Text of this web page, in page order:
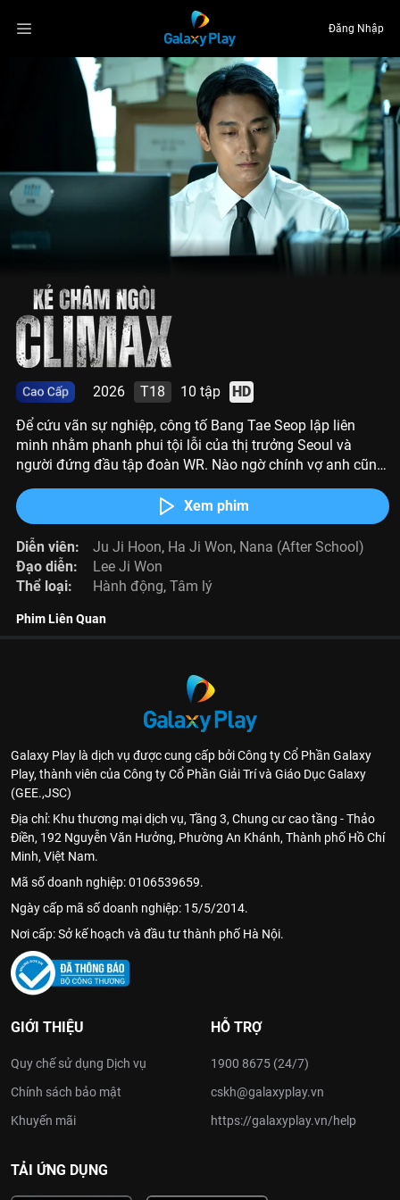
Đăng Nhập
2026 T18 10 tập
HD
Để cứu vãn sự nghiệp, công tố Bang Tae Seop lập liên
minh nhằm phanh phui tội lỗi của thị trưởng Seoul và
người đứng đầu tập đoàn WR. Nào ngờ chính vợ anh cũng
đang che giấu những bí mật nguy hiểm.
Xem phim
Diễn viên: Ju Ji Hoon, Ha Ji Won, Nana (After School)
Đạo diễn:
Lee Ji Won
Thể loại:
Hành động, Tâm lý
Phim Liên Quan
Galaxy Play là dịch vụ được cung cấp bởi Công ty Cổ Phần Galaxy
Play, thành viên của Công ty Cổ Phần Giải Trí và Giáo Dục Galaxy
(GEE.,JSC)
Địa chỉ: Khu thương mại dịch vụ, Tầng 3, Chung cư cao tầng - Thảo
Điền, 192 Nguyễn Văn Hưởng, Phường An Khánh, Thành phố Hồ Chí
Minh, Việt Nam.
Mã số doanh nghiệp: 0106539659.
Ngày cấp mã số doanh nghiệp: 15/5/2014.
Nơi cấp: Sở kế hoạch và đầu tư thành phố Hà Nội.
GIỚI THIỆU
Quy chế sử dụng Dịch vụ
Chính sách bảo mật
Khuyến mãi
HỖ TRỢ
1900 8675 (24/7)
cskh@galaxyplay.vn
https://galaxyplay.vn/help
TẢI ỨNG DỤNG